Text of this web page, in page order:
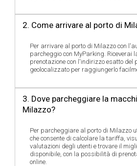
2. Come arrivare al porto di
Per arrivare al porto di Milazzo con
parcheggio con MyParking. Riceverai
prenotazione con l'indirizzo esatto del
geolocalizzato per raggiungerlo
3. Dove parcheggiare la
Milazzo?
Per parcheggiare al porto di Milazzo
che consente di calcolare la tariffa,
valutazioni degli utenti e trovare il
disponibile, con la possibilità di
online.